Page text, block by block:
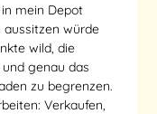
mein Depot
aussitzen würde
wild, die
genau das
zu begrenzen.
Verkaufen,